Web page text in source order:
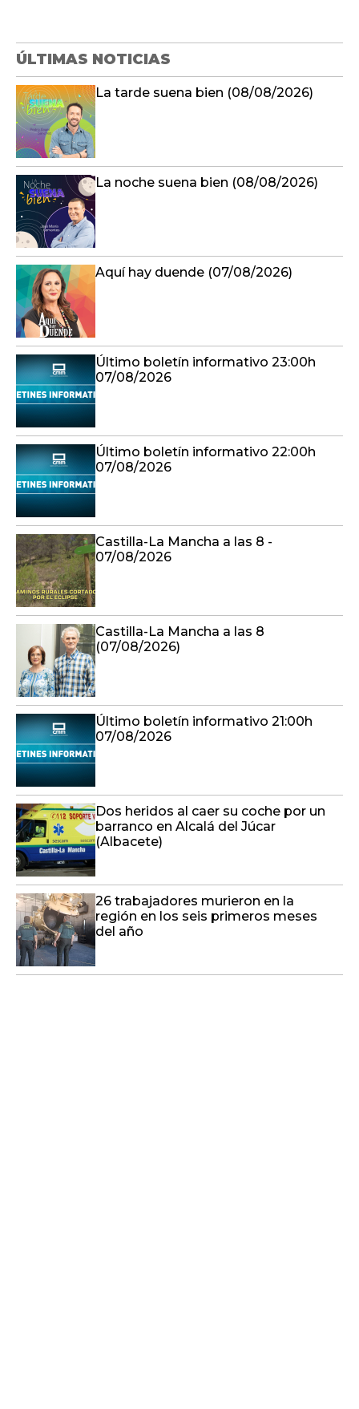
ÚLTIMAS NOTICIAS
La tarde suena bien (08/08/2026)
La noche suena bien (08/08/2026)
Aquí hay duende (07/08/2026)
Último boletín informativo 23:00h
07/08/2026
Último boletín informativo 22:00h
07/08/2026
Castilla-La Mancha a las 8 -
07/08/2026
Castilla-La Mancha a las 8
(07/08/2026)
Último boletín informativo 21:00h
07/08/2026
Dos heridos al caer su coche por un
barranco en Alcalá del Júcar
(Albacete)
26 trabajadores murieron en la
región en los seis primeros meses
del año